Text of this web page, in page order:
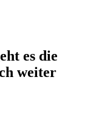
es die
weiter